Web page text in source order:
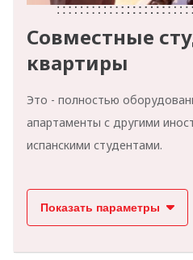
Совместные
квартиры
Это - полностью
апартаменты с другими
испанскими студентами.
Показать параметры